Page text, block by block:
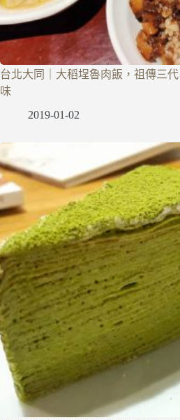
台北大同｜大稻埕魯肉飯，祖傳三
味
2019-01-02